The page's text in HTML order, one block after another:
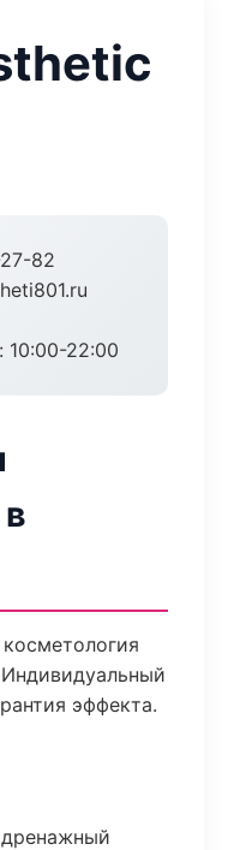
82
10:00-22:00
эффекта.